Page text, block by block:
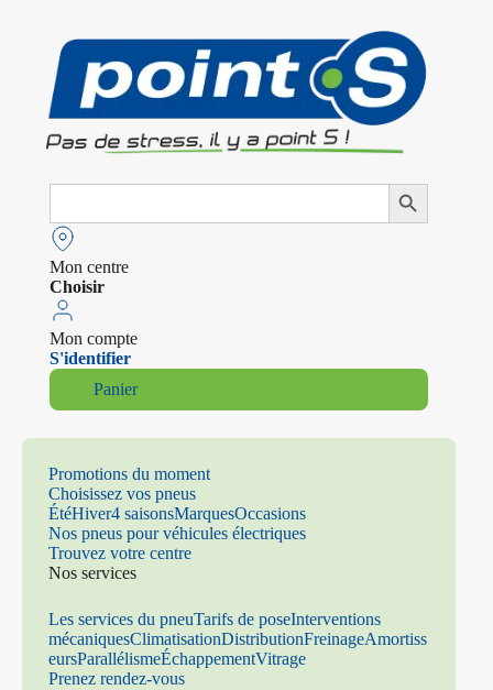
Search
Search Button
Mon centre
Choisir
Mon compte
S'identifier
Panier
Promotions du moment
Choisissez vos pneus
ÉtéHiver4 saisonsMarquesOccasions
Nos pneus pour véhicules électriques
Trouvez votre centre
Nos services
Les services du pneuTarifs de poseInterventions
mécaniquesClimatisationDistributionFreinageAmortiss
eursParallélismeÉchappementVitrage
Prenez rendez-vous